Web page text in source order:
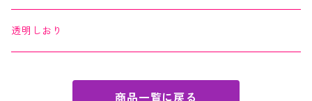
透明しおり
商品一覧に戻る